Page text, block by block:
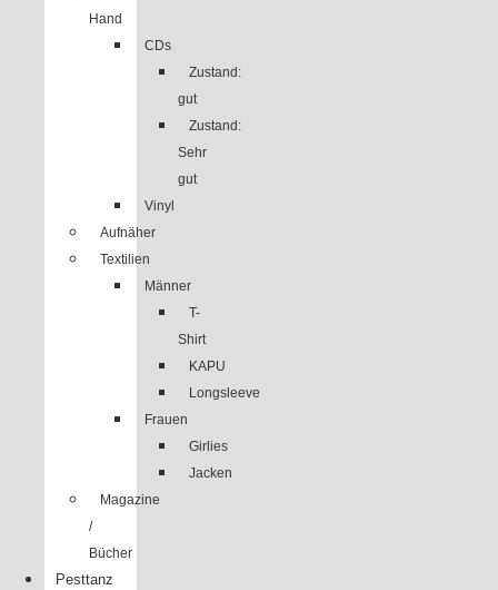
Hand
CDs
Zustand:
gut
Zustand:
Sehr
gut
Vinyl
Aufnäher
Textilien
Männer
T-
Shirt
KAPU
Longsleeve
Frauen
Girlies
Jacken
Magazine
/
Bücher
Pesttanz